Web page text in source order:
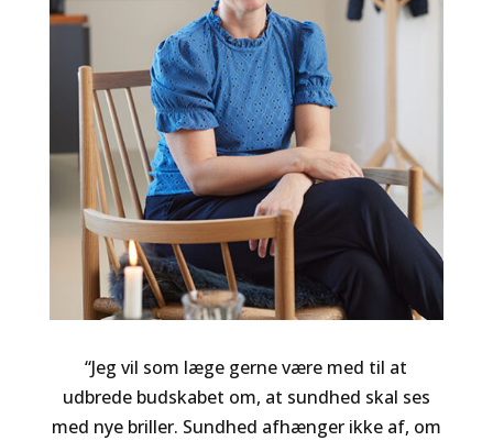
“Jeg vil som læge gerne være med til at
udbrede budskabet om, at sundhed skal ses
med nye briller. Sundhed afhænger ikke af, om